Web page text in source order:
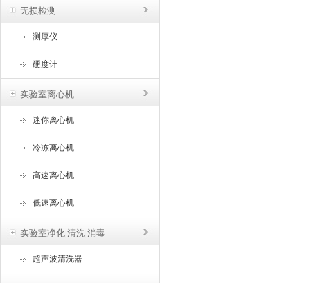
无损检测
测厚仪
硬度计
实验室离心机
迷你离心机
冷冻离心机
高速离心机
低速离心机
实验室净化|清洗|消毒
超声波清洗器